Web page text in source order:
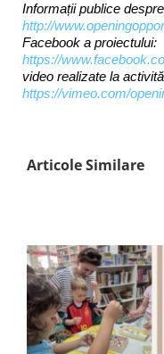
Informații publice
http://
Facebook a proiectului:
https://
video realizate la
https://vimeo.com/
Articole Similare